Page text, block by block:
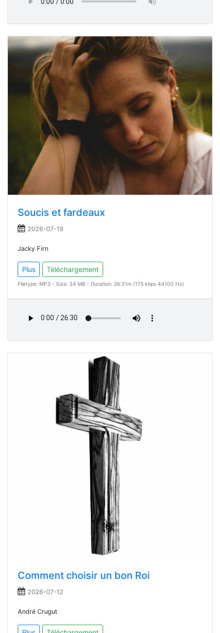
Soucis et fardeaux
2026-07-19
Jacky Firn
Plus Téléchargement
Filetype: MP3 - Size: 34 MB - Duration: 26:31m (175 kbps 44100 Hz)
Comment choisir un bon Roi
2026-07-12
André Crugut